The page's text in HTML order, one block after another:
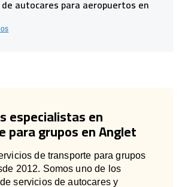
autocares para aeropuertos en
especialistas en
para grupos en Anglet
de transporte para grupos
2012. Somos uno de los
servicios de autocares y